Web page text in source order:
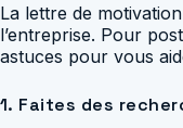
La lettre de
l’entreprise. Pour
astuces pour vous
1. Faites des